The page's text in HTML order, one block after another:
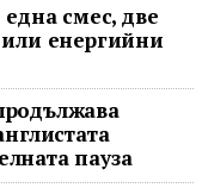
смес, две
енергийни
пауза